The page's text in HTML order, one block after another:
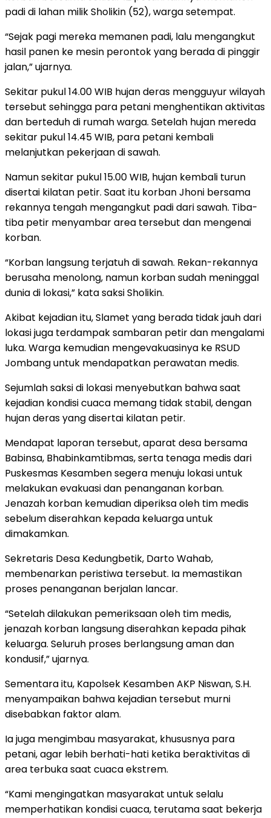
padi di lahan milik Sholikin (52), warga setempat.
“Sejak pagi mereka memanen padi, lalu mengangkut
hasil panen ke mesin perontok yang berada di pinggir
jalan,” ujarnya.
Sekitar pukul 14.00 WIB hujan deras mengguyur wilayah
tersebut sehingga para petani menghentikan aktivitas
dan berteduh di rumah warga. Setelah hujan mereda
sekitar pukul 14.45 WIB, para petani kembali
melanjutkan pekerjaan di sawah.
Namun sekitar pukul 15.00 WIB, hujan kembali turun
disertai kilatan petir. Saat itu korban Jhoni bersama
rekannya tengah mengangkut padi dari sawah. Tiba-
tiba petir menyambar area tersebut dan mengenai
korban.
“Korban langsung terjatuh di sawah. Rekan-rekannya
berusaha menolong, namun korban sudah meninggal
dunia di lokasi,” kata saksi Sholikin.
Akibat kejadian itu, Slamet yang berada tidak jauh dari
lokasi juga terdampak sambaran petir dan mengalami
luka. Warga kemudian mengevakuasinya ke RSUD
Jombang untuk mendapatkan perawatan medis.
Sejumlah saksi di lokasi menyebutkan bahwa saat
kejadian kondisi cuaca memang tidak stabil, dengan
hujan deras yang disertai kilatan petir.
Mendapat laporan tersebut, aparat desa bersama
Babinsa, Bhabinkamtibmas, serta tenaga medis dari
Puskesmas Kesamben segera menuju lokasi untuk
melakukan evakuasi dan penanganan korban.
Jenazah korban kemudian diperiksa oleh tim medis
sebelum diserahkan kepada keluarga untuk
dimakamkan.
Sekretaris Desa Kedungbetik, Darto Wahab,
membenarkan peristiwa tersebut. Ia memastikan
proses penanganan berjalan lancar.
“Setelah dilakukan pemeriksaan oleh tim medis,
jenazah korban langsung diserahkan kepada pihak
keluarga. Seluruh proses berlangsung aman dan
kondusif,” ujarnya.
Sementara itu, Kapolsek Kesamben AKP Niswan, S.H.
menyampaikan bahwa kejadian tersebut murni
disebabkan faktor alam.
Ia juga mengimbau masyarakat, khususnya para
petani, agar lebih berhati-hati ketika beraktivitas di
area terbuka saat cuaca ekstrem.
“Kami mengingatkan masyarakat untuk selalu
memperhatikan kondisi cuaca, terutama saat bekerja